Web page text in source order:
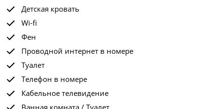
Детская кровать
Wi-fi
Фен
Проводной интернет в номере
Туалет
Телефон в номере
Кабельное телевидение
Ванная комната / Туалет